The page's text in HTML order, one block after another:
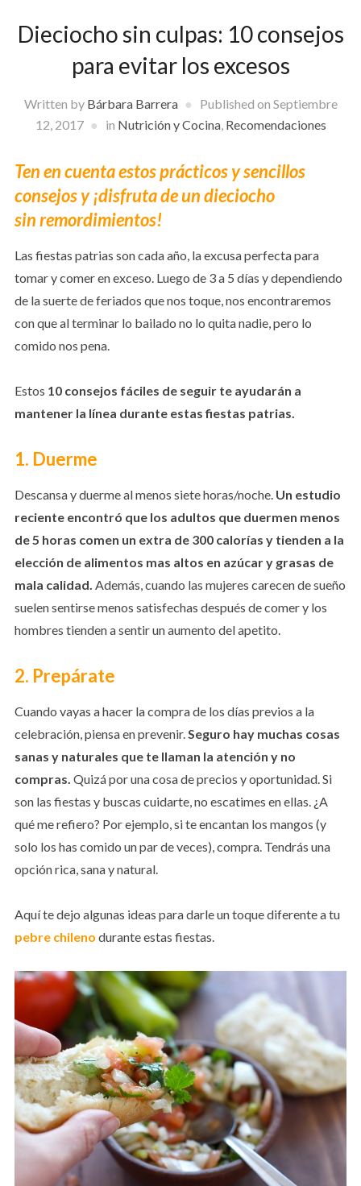
Dieciocho sin culpas: 10 consejos
para evitar los excesos
Written by Bárbara Barrera Published on Septiembre
12, 2017
in Nutrición y Cocina, Recomendaciones
Ten en cuenta estos prácticos y sencillos
consejos y ¡disfruta de un dieciocho
sin remordimientos!
Las fiestas patrias son cada año, la excusa perfecta para
tomar y comer en exceso. Luego de 3 a 5 días y dependiendo
de la suerte de feriados que nos toque, nos encontraremos
con que al terminar lo bailado no lo quita nadie, pero lo
comido nos pena.
Estos 10 consejos fáciles de seguir te ayudarán a
mantener la línea durante estas fiestas patrias.
1. Duerme
Descansa y duerme al menos siete horas/noche. Un estudio
reciente encontró que los adultos que duermen menos
de 5 horas comen un extra de 300 calorías y tienden a la
elección de alimentos mas altos en azúcar y grasas de
mala calidad. Además, cuando las mujeres carecen de sueño
suelen sentirse menos satisfechas después de comer y los
hombres tienden a sentir un aumento del apetito.
2. Prepárate
Cuando vayas a hacer la compra de los días previos a la
celebración, piensa en prevenir. Seguro hay muchas cosas
sanas y naturales que te llaman la atención y no
compras. Quizá por una cosa de precios y oportunidad. Si
son las fiestas y buscas cuidarte, no escatimes en ellas. ¿A
qué me refiero? Por ejemplo, si te encantan los mangos (y
solo los has comido un par de veces), compra. Tendrás una
opción rica, sana y natural.
Aquí te dejo algunas ideas para darle un toque diferente a tu
pebre chileno durante estas fiestas.